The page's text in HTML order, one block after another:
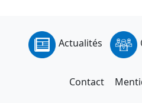
Actualités
Contact